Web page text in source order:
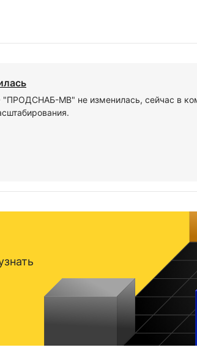
"ПРОДСНАБ-МВ" не изменилась, сейчас в